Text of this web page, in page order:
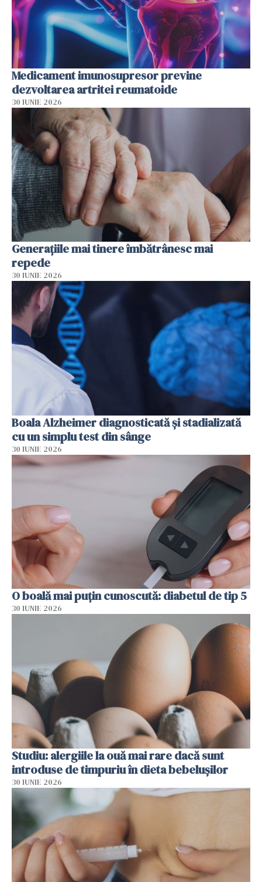
Medicament imunosupresor previne
dezvoltarea artritei reumatoide
30 IUNIE 2026
Generațiile mai tinere îmbătrânesc mai
repede
30 IUNIE 2026
Boala Alzheimer diagnosticată și stadializată
cu un simplu test din sânge
30 IUNIE 2026
O boală mai puțin cunoscută: diabetul de tip 5
30 IUNIE 2026
Studiu: alergiile la ouă mai rare dacă sunt
introduse de timpuriu în dieta bebelușilor
30 IUNIE 2026